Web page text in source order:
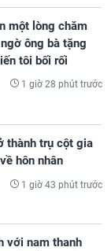
một lòng chăm
ông bà tặng
tôi bối rối
1 giờ 28 phút trước
thành trụ cột gia
hôn nhân
1 giờ 43 phút trước
với nam thanh